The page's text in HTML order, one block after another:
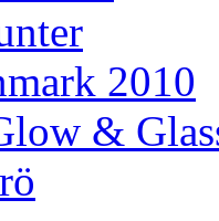
2010
&